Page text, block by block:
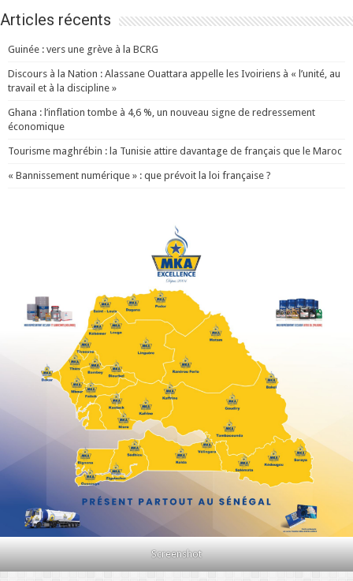
Articles récents
Guinée : vers une grève à la BCRG
Discours à la Nation : Alassane Ouattara appelle les Ivoiriens à « l’unité, au
travail et à la discipline »
Ghana : l’inflation tombe à 4,6 %, un nouveau signe de redressement
économique
Tourisme maghrébin : la Tunisie attire davantage de français que le Maroc
« Bannissement numérique » : que prévoit la loi française ?
Screenshot